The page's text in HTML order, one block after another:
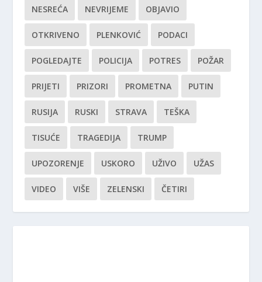
NESREĆA NEVRIJEME OBJAVIO
OTKRIVENO PLENKOVIĆ PODACI
POGLEDAJTE POLICIJA POTRES POŽAR
PRIJETI PRIZORI PROMETNA PUTIN
RUSIJA RUSKI STRAVA TEŠKA
TISUĆE TRAGEDIJA TRUMP
UPOZORENJE USKORO UŽIVO UŽAS
VIDEO VIŠE ZELENSKI ČETIRI